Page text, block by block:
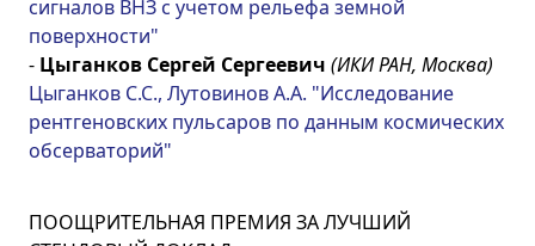
сигналов ВНЗ с учетом рельефа земной
поверхности"
- Цыганков Сергей Сергеевич (ИКИ РАН, Москва)
Цыганков С.С., Лутовинов А.А. "Исследование
рентгеновских пульсаров по данным космических
обсерваторий"
ПООЩРИТЕЛЬНАЯ ПРЕМИЯ ЗА ЛУЧШИЙ